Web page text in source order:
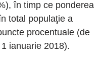
în timp ce ponderea
total populaţie a
procentuale (de
ianuarie 2018).